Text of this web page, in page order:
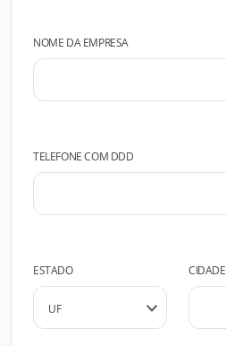
NOME DA EMPRESA
TELEFONE COM DDD
ESTADO CIDADE